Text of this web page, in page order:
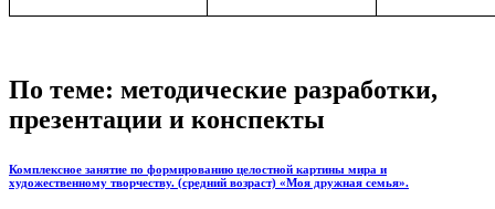
По теме: методические разработки,
презентации и конспекты
Комплексное занятие по формированию целостной картины мира и
художественному творчеству. (средний возраст) «Моя дружная семья».